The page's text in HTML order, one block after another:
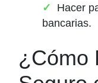
Hacer
bancarias.
¿Cómo